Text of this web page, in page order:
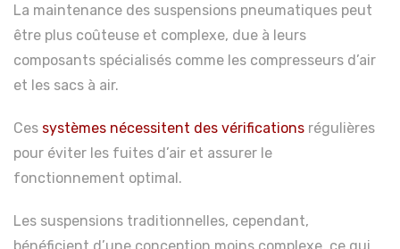
La maintenance des suspensions pneumatiques peut
être plus coûteuse et complexe, due à leurs
composants spécialisés comme les compresseurs d’air
et les sacs à air.
Ces systèmes nécessitent des vérifications régulières
pour éviter les fuites d’air et assurer le
fonctionnement optimal.
Les suspensions traditionnelles, cependant,